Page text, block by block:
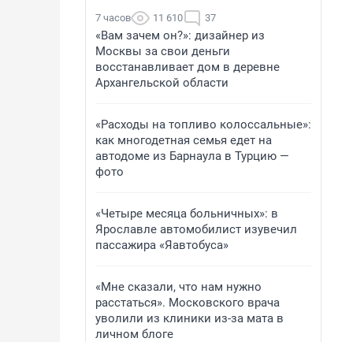
7 часов 11 610 37
«Вам зачем он?»: дизайнер из
Москвы за свои деньги
восстанавливает дом в деревне
Архангельской области
«Расходы на топливо колоссальные»:
как многодетная семья едет на
автодоме из Барнаула в Турцию —
фото
«Четыре месяца больничных»: в
Ярославле автомобилист изувечил
пассажира «Яавтобуса»
«Мне сказали, что нам нужно
расстаться». Московского врача
уволили из клиники из-за мата в
личном блоге